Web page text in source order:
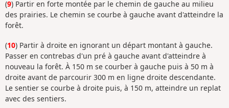
(9) Partir en forte montée par le chemin de gauche au milieu
des prairies. Le chemin se courbe à gauche avant d'atteindre la
forêt.
(10) Partir à droite en ignorant un départ montant à gauche.
Passer en contrebas d'un pré à gauche avant d'atteindre à
nouveau la forêt. À 150 m se courber à gauche puis à 50 m à
droite avant de parcourir 300 m en ligne droite descendante.
Le sentier se courbe à droite puis, à 150 m, atteindre un replat
avec des sentiers.